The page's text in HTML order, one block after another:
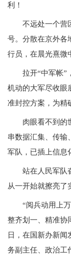
利！
不远处一个营区
号。分散在京外各
行员，在晨光熹微
拉开“中军帐”，
机动的大军尽收眼
准封控方案，为精
肉眼看不到的世
串数据汇集、传
军队，已插上信息
站在人民军队奋
从一开始就擦亮了
“阅兵动用上万
整齐划一、精准协
日，在国新办新闻
务副主任、政治工